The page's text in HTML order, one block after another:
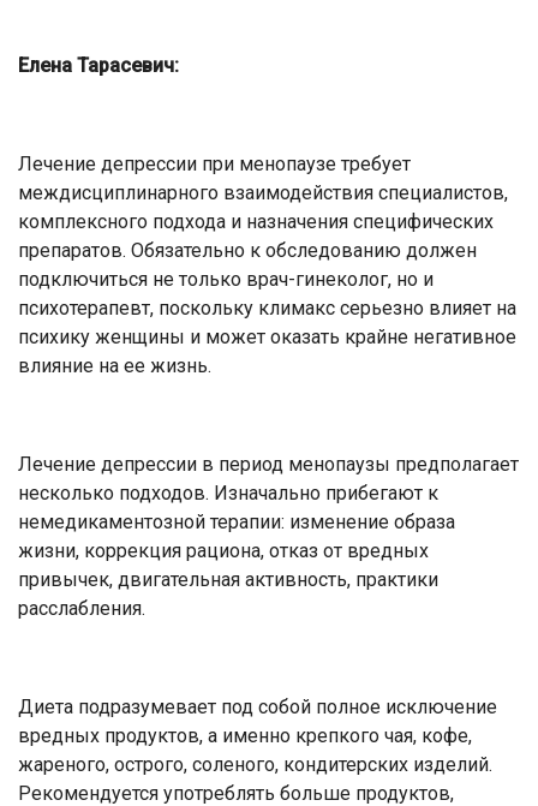
Елена Тарасевич:
Лечение депрессии при менопаузе требует
междисциплинарного взаимодействия специалистов,
комплексного подхода и назначения специфических
препаратов. Обязательно к обследованию должен
подключиться не только врач-гинеколог, но и
психотерапевт, поскольку климакс серьезно влияет на
психику женщины и может оказать крайне негативное
влияние на ее жизнь.
Лечение депрессии в период менопаузы предполагает
несколько подходов. Изначально прибегают к
немедикаментозной терапии: изменение образа
жизни, коррекция рациона, отказ от вредных
привычек, двигательная активность, практики
расслабления.
Диета подразумевает под собой полное исключение
вредных продуктов, а именно крепкого чая, кофе,
жареного, острого, соленого, кондитерских изделий.
Рекомендуется употреблять больше продуктов,